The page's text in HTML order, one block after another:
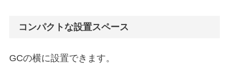
コンパクトな設置スペース
GCの横に設置できます。